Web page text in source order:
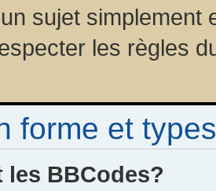
sujet simplement
les règles
forme et
les BBCodes?